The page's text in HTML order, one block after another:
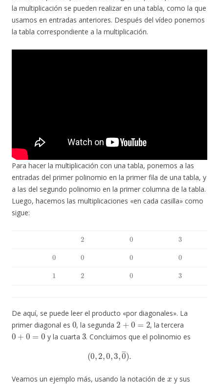
la multiplicación se pueden realizar en una tabla, como la que
usamos en entradas anteriores. Después del vídeo ponemos
la tabla correspondiente a la multiplicación.
Para hacer la multiplicación con una tabla, ponemos a las
entradas del primer polinomio en la primer fila de una tabla, y
a las del segundo polinomio en la primer columna de la tabla.
Luego, hacemos las multiplicaciones «en cada casilla» como
sigue:
De aquí, se puede leer el producto «por diagonales». La
primer diagonal es
0
, la segunda
2 +0= 2
, la tercera
0+0= 0
y la cuarta
3
. Concluimos que el polinomio es
0, 2,0,3 ,0 ―
Veamos un ejemplo más, usando la notación de
y sus